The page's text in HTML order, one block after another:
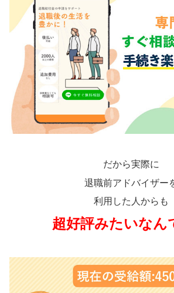
だから実際に
退職前アドバイザー
利用した人からも
超好評みたいなん